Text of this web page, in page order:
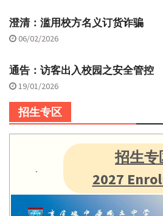
澄清：滥用校方名义订货诈骗
06/02/2026
通告：访客出入校园之安全管控
19/01/2026
招生专区
招生专
2027